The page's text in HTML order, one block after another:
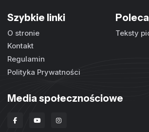
Szybkie linki
O stronie
Kontakt
Regulamin
Polityka Prywatności
Teksty
Media społecznościowe